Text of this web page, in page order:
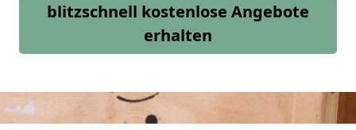
blitzschnell kostenlose Angebote
erhalten